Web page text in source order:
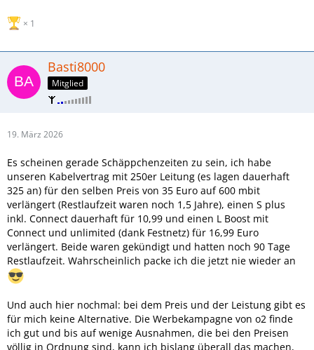
1
Basti8000
Mitglied
19. März 2026
Es scheinen gerade Schäppchenzeiten zu sein, ich habe
unseren Kabelvertrag mit 250er Leitung (es lagen dauerhaft
325 an) für den selben Preis von 35 Euro auf 600 mbit
verlängert (Restlaufzeit waren noch 1,5 Jahre), einen S plus
inkl. Connect dauerhaft für 10,99 und einen L Boost mit
Connect und unlimited (dank Festnetz) für 16,99 Euro
verlängert. Beide waren gekündigt und hatten noch 90 Tage
Restlaufzeit. Wahrscheinlich packe ich die jetzt nie wieder an
Und auch hier nochmal: bei dem Preis und der Leistung gibt es
für mich keine Alternative. Die Werbekampagne von o2 finde
ich gut und bis auf wenige Ausnahmen, die bei den Preisen
völlig in Ordnung sind, kann ich bislang überall das machen,